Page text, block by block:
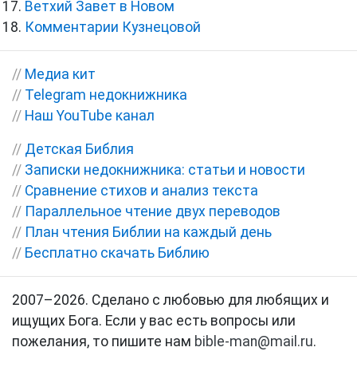
Ветхий Завет в Новом
Комментарии Кузнецовой
// Медиа кит
// Telegram недокнижника
// Наш YouTube канал
// Детская Библия
// Записки недокнижника: статьи и новости
// Сравнение стихов и анализ текста
// Параллельное чтение двух переводов
// План чтения Библии на каждый день
// Бесплатно скачать Библию
2007–2026. Сделано с любовью для любящих и
ищущих Бога. Если у вас есть вопросы или
пожелания, то пишите нам bible-man@mail.ru.